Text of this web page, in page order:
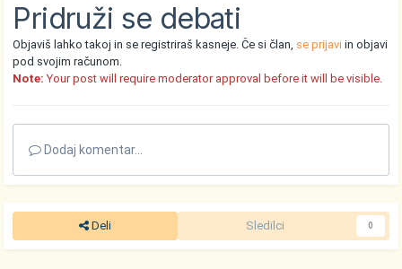
Pridruži se debati
Objaviš lahko takoj in se registriraš kasneje. Če si član, se prijavi in objavi
pod svojim računom.
Note: Your post will require moderator approval before it will be visible.
Dodaj komentar...
Deli Sledilci 0